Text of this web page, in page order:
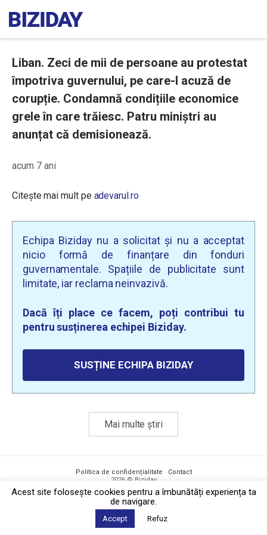
Liban. Zeci de mii de persoane au protestat
împotriva guvernului, pe care-l acuză de
corupție. Condamnă condițiile economice
grele în care trăiesc. Patru miniștri au
anunțat că demisionează.
acum 7 ani
Citește mai mult pe adevarul.ro
Echipa Biziday nu a solicitat și nu a acceptat
nicio formă de finanțare din fonduri
guvernamentale. Spațiile de publicitate sunt
limitate, iar reclama neinvazivă.
Dacă îți place ce facem, poți contribui tu
pentru susținerea echipei Biziday.
SUSȚINE ECHIPA BIZIDAY
Mai multe știri
Politica de confidențialitate · Contact
2026 © Biziday
Acest site foloseşte cookies pentru a îmbunătăți experiența ta
de navigare.
Accept Refuz